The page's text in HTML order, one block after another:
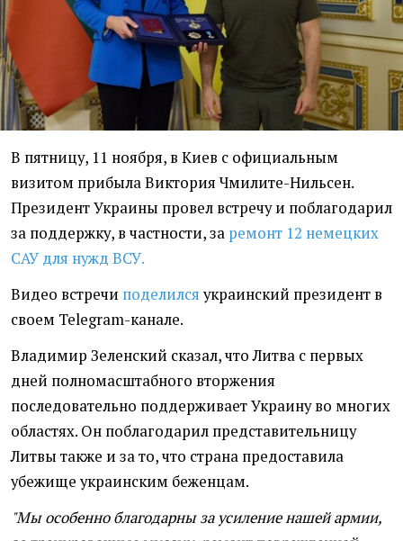
В пятницу, 11 ноября, в Киев с официальным
визитом прибыла Виктория Чмилите-Нильсен.
Президент Украины провел встречу и поблагодарил
за поддержку, в частности, за ремонт 12 немецких
САУ для нужд ВСУ.
Видео встречи поделилсяукраинский президент в
своем Telegram-канале.
Владимир Зеленский сказал, что Литва с первых
дней полномасштабного вторжения
последовательно поддерживает Украину во многих
областях. Он поблагодарил представительницу
Литвы также и за то, что страна предоставила
убежище украинским беженцам.
"Мы особенно благодарны за усиление нашей армии,